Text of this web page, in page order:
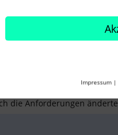
mit nötigen
sehr spezifische Rolle mit
einen regen
Acquisition Team.
was die Engineering
uns und den
die Anforderungen
Impressum |